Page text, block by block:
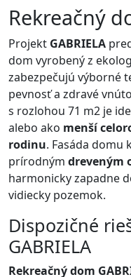
Rekreačný
Projekt GABRIELA
dom vyrobený z
zabezpečujú výborné
pevnosť a zdravé
s rozlohou 71 m2 je
alebo ako menší
rodinu. Fasáda domu
prírodným dreveným
harmonicky zapadne
vidiecky pozemok.
Dispozičné
GABRIELA
Rekreačný dom